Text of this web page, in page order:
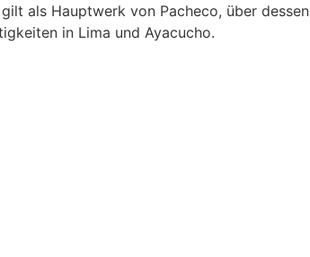
als Hauptwerk von Pacheco, über dessen
in Lima und Ayacucho.